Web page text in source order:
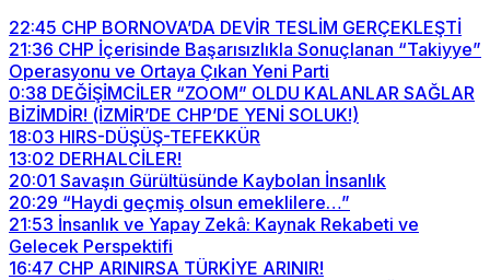
22:45 CHP BORNOVA’DA DEVİR TESLİM GERÇEKLEŞTİ
21:36 CHP İçerisinde Başarısızlıkla Sonuçlanan “Takiyye”
Operasyonu ve Ortaya Çıkan Yeni Parti
0:38 DEĞİŞİMCİLER “ZOOM” OLDU KALANLAR SAĞLAR
BİZİMDİR! (İZMİR’DE CHP’DE YENİ SOLUK!)
18:03 HIRS-DÜŞÜŞ-TEFEKKÜR
13:02 DERHALCİLER!
20:01 Savaşın Gürültüsünde Kaybolan İnsanlık
20:29 “Haydi geçmiş olsun emeklilere…”
21:53 İnsanlık ve Yapay Zekâ: Kaynak Rekabeti ve
Gelecek Perspektifi
16:47 CHP ARINIRSA TÜRKİYE ARINIR!